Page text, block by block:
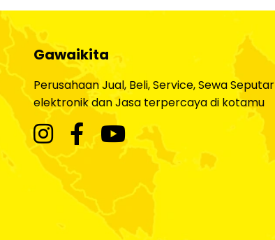
Gawaikita
Perusahaan Jual, Beli, Service, Sewa Seputar
elektronik dan Jasa terpercaya di kotamu